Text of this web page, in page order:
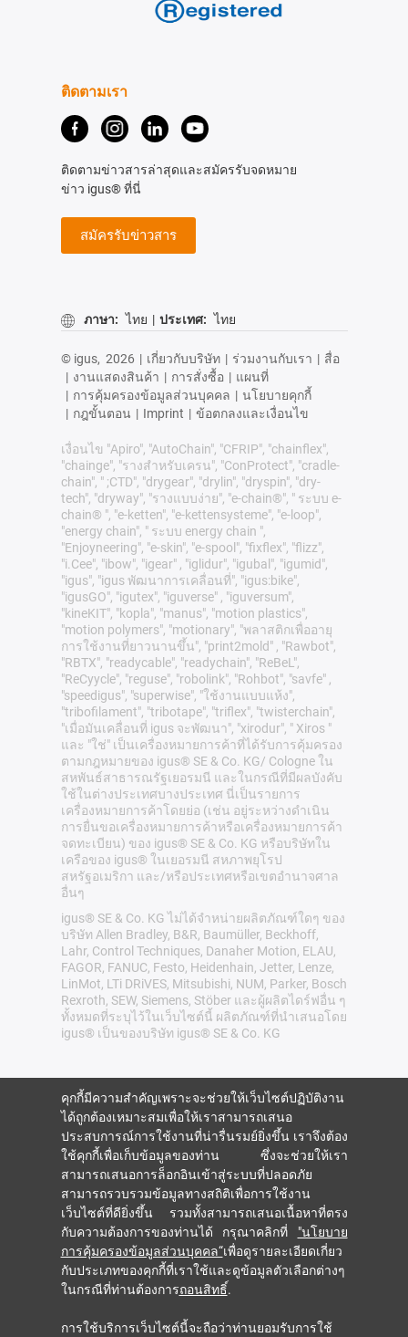
ติดตามเรา
ติดตามข่าวสารล่าสุดและสมัครรับจดหมาย
ข่าว igus® ที่นี่
สมัครรับข่าวสาร
ภาษา: ไทย | ประเทศ: ไทย
© igus, 2026 | เกี่ยวกับบริษัท | ร่วมงานกับเรา | สื่อ
| งานแสดงสินค้า | การสั่งซื้อ | แผนที่
| การคุ้มครองข้อมูลส่วนบุคคล | นโยบายคุกกี้
| กฎขั้นตอน | Imprint | ข้อตกลงและเงื่อนไข
เงื่อนไข "Apiro", "AutoChain", "CFRIP", "chainflex",
"chainge", "รางสำหรับเครน", "ConProtect", "cradle-
chain", " ;CTD", "drygear", "drylin", "dryspin", "dry-
tech", "dryway", "รางแบบง่าย", "e-chain®", " ระบบ e-
chain® ", "e-ketten", "e-kettensysteme", "e-loop",
"energy chain", " ระบบ energy chain ",
"Enjoyneering", "e-skin", "e-spool", "fixflex", "flizz",
"i.Cee", "ibow", "igear" , "iglidur", "igubal", "igumid",
"igus", "igus พัฒนาการเคลื่อนที่", "igus:bike",
"igusGO", "igutex", "iguverse" , "iguversum",
"kineKIT", "kopla", "manus", "motion plastics",
"motion polymers", "motionary", "พลาสติกเพื่ออายุ
การใช้งานที่ยาวนานขึ้น", "print2mold" , "Rawbot",
"RBTX", "readycable", "readychain", "ReBeL",
"ReCyycle", "reguse", "robolink", "Rohbot", "savfe" ,
"speedigus", "superwise", "ใช้งานแบบแห้ง",
"tribofilament", "tribotape", "triflex", "twisterchain",
"เมื่อมันเคลื่อนที่ igus จะพัฒนา", "xirodur", " Xiros "
และ "ใช่" เป็นเครื่องหมายการค้าที่ได้รับการคุ้มครอง
ตามกฎหมายของ igus® SE & Co. KG/ Cologne ใน
สหพันธ์สาธารณรัฐเยอรมนี และในกรณีที่มีผลบังคับ
ใช้ในต่างประเทศบางประเทศ นี่เป็นรายการ
เครื่องหมายการค้าโดยย่อ (เช่น อยู่ระหว่างดำเนิน
การยื่นขอเครื่องหมายการค้าหรือเครื่องหมายการค้า
จดทะเบียน) ของ igus® SE & Co. KG หรือบริษัทใน
เครือของ igus® ในเยอรมนี สหภาพยุโรป
สหรัฐอเมริกา และ/หรือประเทศหรือเขตอำนาจศาล
อื่นๆ
igus® SE & Co. KG ไม่ได้จำหน่ายผลิตภัณฑ์ใดๆ ของ
บริษัท Allen Bradley, B&R, Baumüller, Beckhoff,
Lahr, Control Techniques, Danaher Motion, ELAU,
FAGOR, FANUC, Festo, Heidenhain, Jetter, Lenze,
LinMot, LTi DRiVES, Mitsubishi, NUM, Parker, Bosch
Rexroth, SEW, Siemens, Stöber และผู้ผลิตไดร์ฟอื่น ๆ
ทั้งหมดที่ระบุไว้ในเว็บไซต์นี้ ผลิตภัณฑ์ที่นำเสนอโดย
igus® เป็นของบริษัท igus® SE & Co. KG
คุกกี้มีความสำคัญเพราะจะช่วยให้เว็บไซต์ปฏิบัติงาน
ได้ถูกต้องเหมาะสมเพื่อให้เราสามารถเสนอ
ประสบการณ์การใช้งานที่น่ารื่นรมย์ยิ่งขึ้น เราจึงต้อง
ใช้คุกกี้เพื่อเก็บข้อมูลของท่าน ซึ่งจะช่วยให้เรา
สามารถเสนอการล็อกอินเข้าสู่ระบบที่ปลอดภัย
สามารถรวบรวมข้อมูลทางสถิติเพื่อการใช้งาน
เว็บไซต์ที่ดียิ่งขึ้น รวมทั้งสามารถเสนอเนื้อหาที่ตรง
กับความต้องการของท่านได้ กรุณาคลิกที่ "นโยบาย
การคุ้มครองข้อมูลส่วนบุคคล“เพื่อดูรายละเอียดเกี่ยว
กับประเภทของคุกกี้ที่เราใช้และดูข้อมูลตัวเลือกต่างๆ
ในกรณีที่ท่านต้องการถอนสิทธิ์.
การใช้บริการเว็บไซต์นี้จะถือว่าท่านยอมรับการใช้